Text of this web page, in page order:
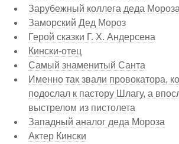
Зарубежный коллега деда Мороза
Заморский Дед Мороз
Герой сказки Г. Х. Андерсена
Кински-отец
Самый знаменитый Санта
Именно так звали провокатора,
подослал к пастору Шлагу, а
выстрелом из пистолета
Западный аналог деда Мороза
Актер Кински